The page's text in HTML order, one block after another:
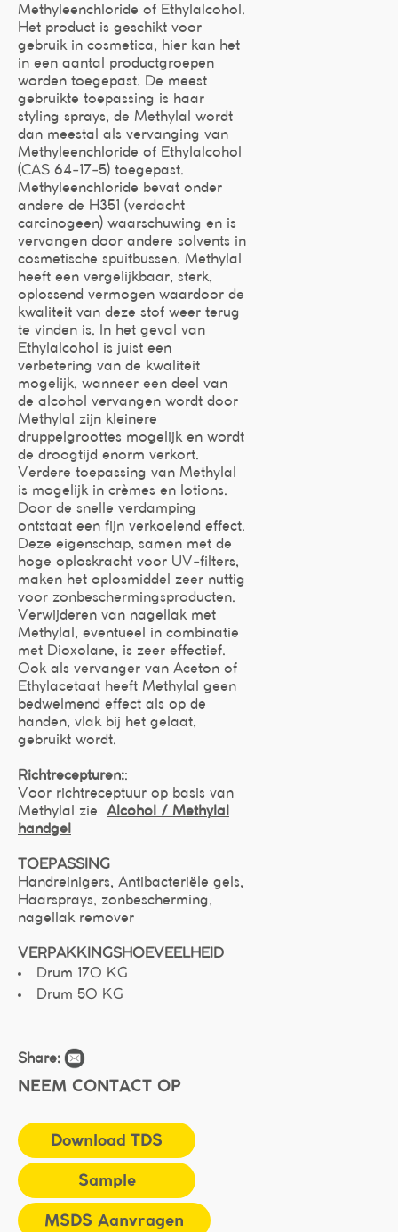
Methyleenchloride of Ethylalcohol.
Het product is geschikt voor
gebruik in cosmetica, hier kan het
in een aantal productgroepen
worden toegepast. De meest
gebruikte toepassing is haar
styling sprays, de Methylal wordt
dan meestal als vervanging van
Methyleenchloride of Ethylalcohol
(CAS 64-17-5) toegepast.
Methyleenchloride bevat onder
andere de H351 (verdacht
carcinogeen) waarschuwing en is
vervangen door andere solvents in
cosmetische spuitbussen. Methylal
heeft een vergelijkbaar, sterk,
oplossend vermogen waardoor de
kwaliteit van deze stof weer terug
te vinden is. In het geval van
Ethylalcohol is juist een
verbetering van de kwaliteit
mogelijk, wanneer een deel van
de alcohol vervangen wordt door
Methylal zijn kleinere
druppelgroottes mogelijk en wordt
de droogtijd enorm verkort.
Verdere toepassing van Methylal
is mogelijk in crèmes en lotions.
Door de snelle verdamping
ontstaat een fijn verkoelend effect.
Deze eigenschap, samen met de
hoge oploskracht voor UV-filters,
maken het oplosmiddel zeer nuttig
voor zonbeschermingsproducten.
Verwijderen van nagellak met
Methylal, eventueel in combinatie
met Dioxolane, is zeer effectief.
Ook als vervanger van Aceton of
Ethylacetaat heeft Methylal geen
bedwelmend effect als op de
handen, vlak bij het gelaat,
gebruikt wordt.
Richtrecepturen::
Voor richtreceptuur op basis van
Methylal zie Alcohol / Methylal
handgel
TOEPASSING
Handreinigers, Antibacteriële gels,
Haarsprays, zonbescherming,
nagellak remover
VERPAKKINGSHOEVEELHEID
Drum 170 KG
Drum 50 KG
Share:
NEEM CONTACT OP
Download TDS
Sample
MSDS Aanvragen